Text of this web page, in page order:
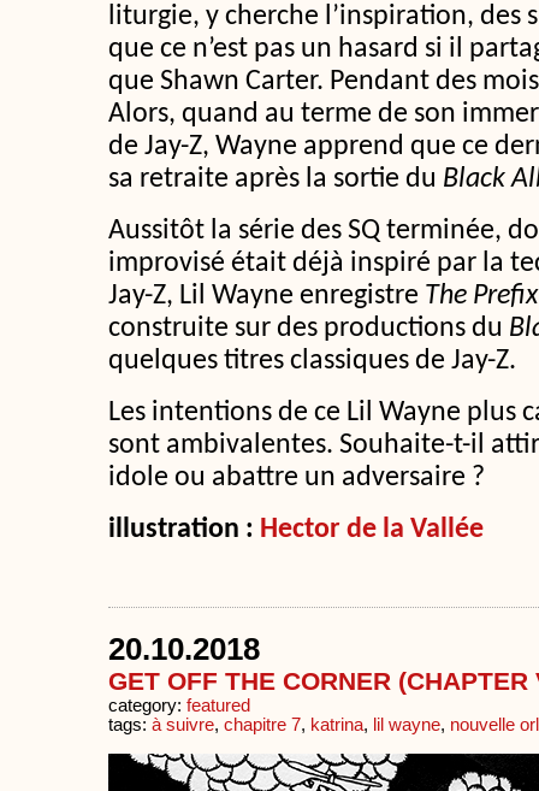
liturgie, y cherche l’inspiration, des
que ce n’est pas un hasard si il
que Shawn Carter. Pendant des
Alors, quand au terme de son
de Jay-Z, Wayne apprend que ce
sa retraite après la sortie du Black
Aussitôt la série des SQ terminée,
improvisé était déjà inspiré par la
Jay-Z, Lil Wayne enregistre The Prefix
construite sur des productions du
quelques titres classiques de Jay-Z.
Les intentions de ce Lil Wayne plus
sont ambivalentes. Souhaite-t-il
idole ou abattre un adversaire ?
illustration : Hector de la Vallée
20.10.2018
GET OFF THE CORNER (CHAPTER
category: featured
tags: à suivre, chapitre 7, katrina, lil wayne, nouvelle